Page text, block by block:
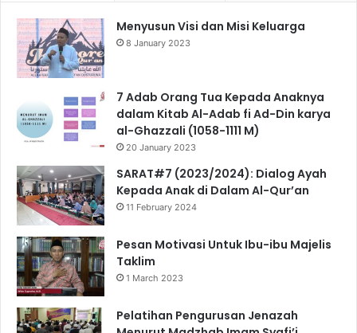
Menyusun Visi dan Misi Keluarga
8 January 2023
7 Adab Orang Tua Kepada Anaknya
dalam Kitab Al-Adab fi Ad-Din karya
al-Ghazzali (1058-1111 M)
20 January 2023
SARAT#7 (2023/2024): Dialog Ayah
Kepada Anak di Dalam Al-Qur’an
11 February 2024
Pesan Motivasi Untuk Ibu-ibu Majelis
Taklim
1 March 2023
Pelatihan Pengurusan Jenazah